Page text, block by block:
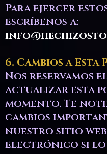
Para ejercer
escríbenos a:
6. Cambios a
Nos reservamos
actualizar esta
momento. Te
cambios
nuestro sitio
electrónico si lo